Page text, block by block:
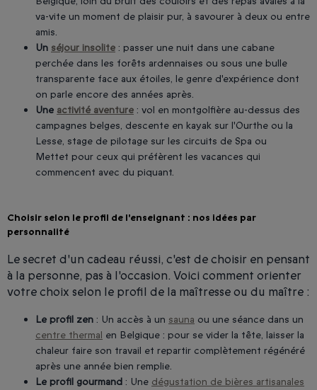
va-vite un moment de plaisir pur, à savourer à deux ou entre
amis.
Un séjour insolite : passer une nuit dans une cabane
perchée dans les forêts ardennaises ou sous une bulle
transparente face aux étoiles, le genre d'expérience dont
on parle encore des années après.
Une activité aventure : vol en montgolfière au-dessus des
campagnes belges, descente en kayak sur l'Ourthe ou la
Lesse, stage de pilotage sur les circuits de Spa ou
Mettet pour ceux qui préfèrent les vacances qui
commencent avec du piquant.
Choisir selon le profil de l'enseignant : nos idées par
personnalité
Le secret d'un cadeau réussi, c'est de choisir en pensant
à la personne, pas à l'occasion. Voici comment orienter
votre choix selon le profil de la maîtresse ou du maître :
Le profil zen : Un accès à un sauna ou une séance dans un
centre thermal en Belgique : pour se vider la tête, laisser la
chaleur faire son travail et repartir complètement régénéré
après une année bien remplie.
Le profil gourmand : Une dégustation de bières artisanales